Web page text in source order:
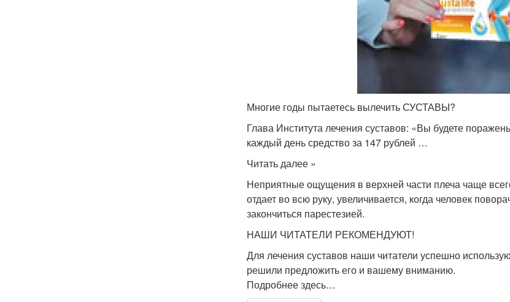
Многие годы пытаетесь вылечить СУСТАВЫ?
Глава Института лечения суставов: «Вы будете
каждый день средство за 147 рублей …
Читать далее »
Неприятные ощущения в верхней части плеча чаще
отдает во всю руку, увеличивается, когда человек
закончиться парестезией.
НАШИ ЧИТАТЕЛИ РЕКОМЕНДУЮТ!
Для лечения суставов наши читатели успешно
решили предложить его и вашему вниманию.
Подробнее здесь…